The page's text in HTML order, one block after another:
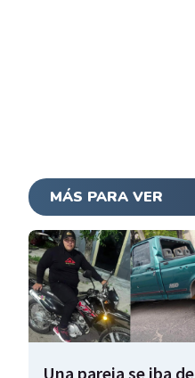
MÁS PARA VER
Una pareja se iba de